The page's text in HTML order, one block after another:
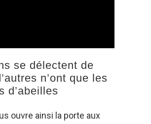
se délectent de
n’ont que les
d’abeilles
ouvre ainsi la porte aux